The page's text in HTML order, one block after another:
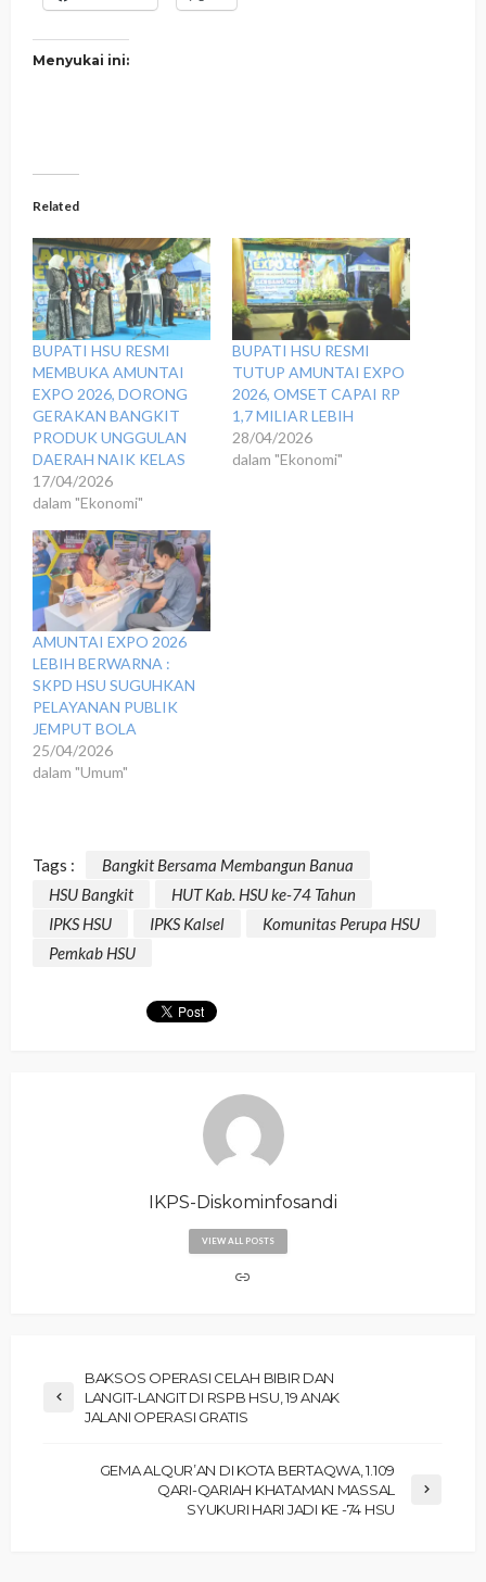
Menyukai ini:
Related
‎BUPATI HSU RESMI
MEMBUKA AMUNTAI
EXPO 2026, DORONG
GERAKAN BANGKIT
PRODUK UNGGULAN
DAERAH NAIK KELAS
17/04/2026
dalam "Ekonomi"
BUPATI HSU RESMI
TUTUP AMUNTAI EXPO
2026, OMSET CAPAI RP
1,7 MILIAR LEBIH
28/04/2026
dalam "Ekonomi"
‎​AMUNTAI EXPO 2026
LEBIH BERWARNA :
SKPD HSU SUGUHKAN
PELAYANAN PUBLIK
JEMPUT BOLA
25/04/2026
dalam "Umum"
Tags :
Bangkit Bersama Membangun Banua
HSU Bangkit
HUT Kab. HSU ke-74 Tahun
IPKS HSU
IPKS Kalsel
Komunitas Perupa HSU
Pemkab HSU
IKPS-Diskominfosandi
VIEW ALL POSTS
‎BAKSOS OPERASI CELAH BIBIR DAN
LANGIT-LANGIT DI RSPB HSU, 19 ANAK
JALANI OPERASI GRATIS
‎​GEMA ALQUR’AN DI KOTA BERTAQWA, 1.109
QARI-QARIAH KHATAMAN MASSAL
SYUKURI HARI JADI KE -74 HSU